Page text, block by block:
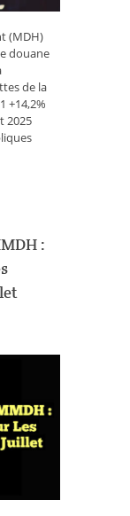
(MDH)
douane
de la
+14,2%
2025
: